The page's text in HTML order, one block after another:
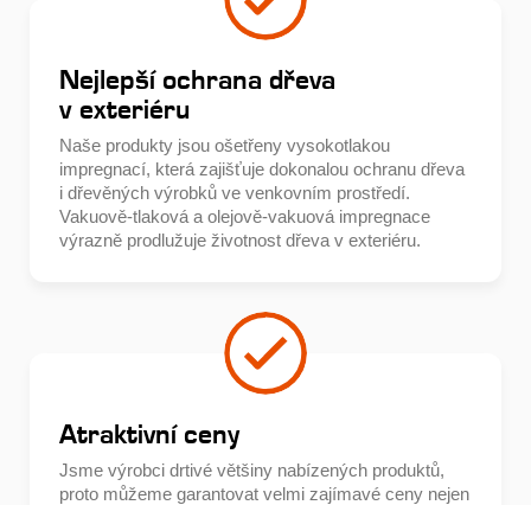
Nejlepší ochrana dřeva
v exteriéru
Naše produkty jsou ošetřeny vysokotlakou
impregnací, která zajišťuje dokonalou ochranu dřeva
i dřevěných výrobků ve venkovním prostředí.
Vakuově-tlaková a olejově-vakuová impregnace
výrazně prodlužuje životnost dřeva v exteriéru.
Atraktivní ceny
Jsme výrobci drtivé většiny nabízených produktů,
proto můžeme garantovat velmi zajímavé ceny nejen